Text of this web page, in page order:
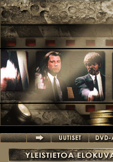
Hyppää pääsisältöön